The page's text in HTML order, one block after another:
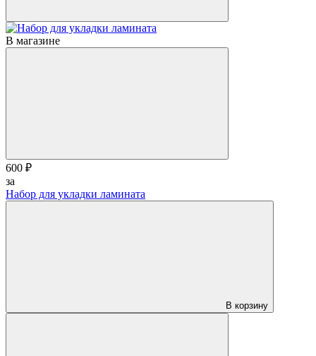
В магазине
600 ₽
за
Набор для укладки ламината
В корзину